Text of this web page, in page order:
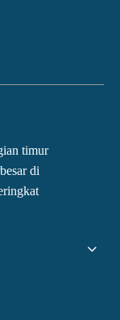
timur
di